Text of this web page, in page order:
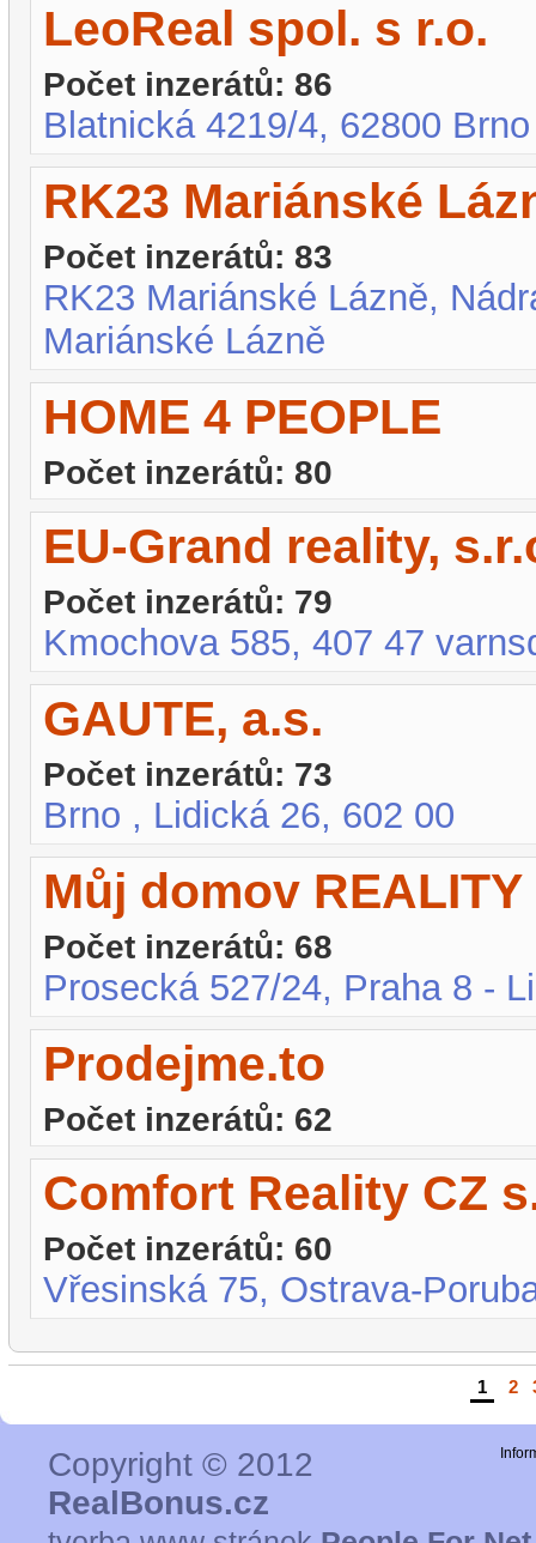
LeoReal spol. s r.o.
Počet inzerátů: 86
Blatnická 4219/4, 62800 Brno
RK23 Mariánské
Počet inzerátů: 83
RK23 Mariánské Lázně,
Mariánské Lázně
HOME 4 PEOPLE
Počet inzerátů: 80
EU-Grand reality,
Počet inzerátů: 79
Kmochova 585, 407 47
GAUTE, a.s.
Počet inzerátů: 73
Brno , Lidická 26, 602 00
Můj domov REALITY
Počet inzerátů: 68
Prosecká 527/24, Praha 8 -
Prodejme.to
Počet inzerátů: 62
Comfort Reality CZ
Počet inzerátů: 60
Vřesinská 75, Ostrava-
1 2
Copyright © 2012
RealBonus.cz